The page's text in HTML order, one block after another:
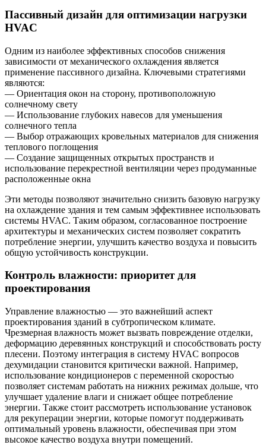
Пассивный дизайн для оптимизации нагрузки
HVAC
Одним из наиболее эффективных способов снижения
зависимости от механического охлаждения является
применение пассивного дизайна. Ключевыми стратегиями
являются:
— Ориентация окон на сторону, противоположную
солнечному свету
— Использование глубоких навесов для уменьшения
солнечного тепла
— Выбор отражающих кровельных материалов для снижения
теплового поглощения
— Создание защищенных открытых пространств и
использование перекрестной вентиляции через продуманные
расположенные окна
Эти методы позволяют значительно снизить базовую нагрузку
на охлаждение здания и тем самым эффективнее использовать
системы HVAC. Таким образом, согласованное построение
архитектуры и механических систем позволяет сократить
потребление энергии, улучшить качество воздуха и повысить
общую устойчивость конструкции.
Контроль влажности: приоритет для
проектирования
Управление влажностью — это важнейший аспект
проектирования зданий в субтропическом климате.
Чрезмерная влажность может вызвать повреждение отделки,
деформацию деревянных конструкций и способствовать росту
плесени. Поэтому интеграция в систему HVAC вопросов
дехумидации становится критически важной. Например,
использование кондиционеров с переменной скоростью
позволяет системам работать на нижних режимах дольше, что
улучшает удаление влаги и снижает общее потребление
энергии. Также стоит рассмотреть использование установок
для рекуперации энергии, которые помогут поддерживать
оптимальный уровень влажности, обеспечивая при этом
высокое качество воздуха внутри помещений.